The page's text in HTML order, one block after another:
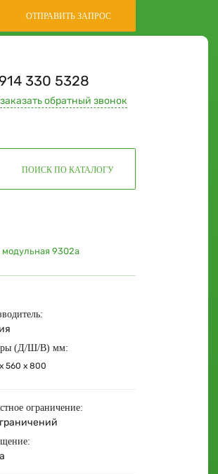
ОТПРАВИТЬ ЗАПРОС
330 5328
заказатьобратный звонок
ПОИСК ПО КАТАЛОГУ
9302а
(Д/Ш/В) мм:
560 x 800
ограничение: